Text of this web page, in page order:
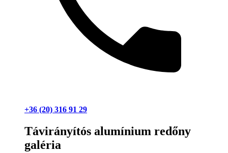
+36 (20) 316 91 29
Távirányítós alumínium redőny
galéria